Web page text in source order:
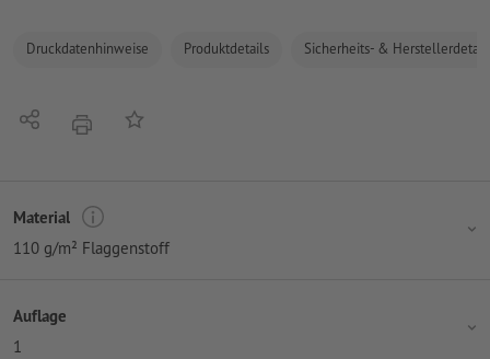
Druckdatenhinweise Produktdetails Sicherheits- &
Teilen DruckenAuf die Merkliste
Material
110 g/m² Flaggenstoff
Auflage
1